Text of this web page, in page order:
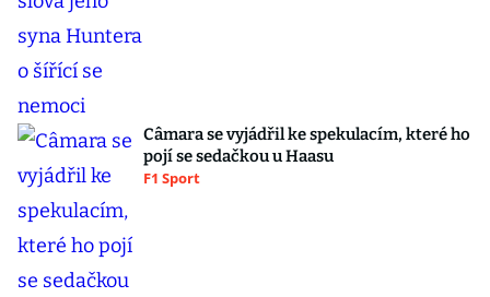
Câmara se vyjádřil ke spekulacím, které ho
pojí se sedačkou u Haasu
F1 Sport